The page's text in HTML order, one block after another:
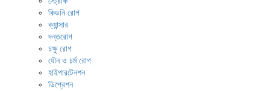
কিডনি রোগ
ক্যান্সার
দন্তরোগ
চক্ষু রোগ
যৌন ও চর্ম রোগ
হাইপারটেনশন
ডিপ্রেশন